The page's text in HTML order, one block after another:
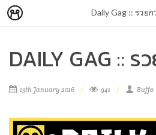
Daily Gag :: รวย
DAILY GAG ::
13th January 2016 941 Buffo